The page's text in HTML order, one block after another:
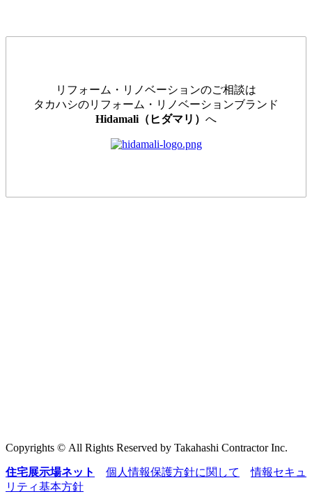
リフォーム・リノベーションのご相談は
タカハシのリフォーム・リノベーションブランド
Hidamali（ヒダマリ） へ
Copyrights © All Rights Reserved by Takahashi Contractor Inc.
住宅展示場ネット 個人情報保護方針に関して
情報セキュ
リティ基本方針